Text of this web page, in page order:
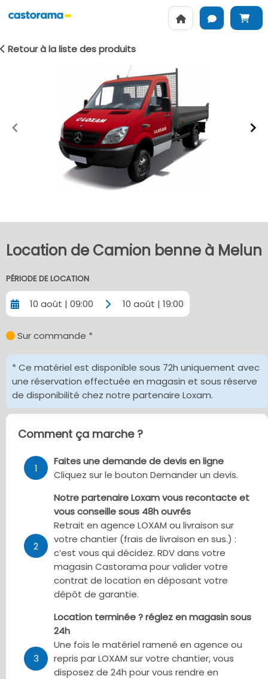
Retour à la liste des produits
Location de Camion benne à Melun
PÉRIODE DE LOCATION
10 août | 09:00 10 août | 19:00
Sur commande *
* Ce matériel est disponible sous 72h uniquement avec
une réservation effectuée en magasin et sous réserve
de disponibilité chez notre partenaire Loxam.
Comment ça marche ?
1
Faites une demande de devis en ligne
Cliquez sur le bouton Demander un devis.
2
Notre partenaire Loxam vous recontacte et
vous conseille sous 48h ouvrés
Retrait en agence LOXAM ou livraison sur
votre chantier (frais de livraison en sus.) :
c’est vous qui décidez. RDV dans votre
magasin Castorama pour valider votre
contrat de location en déposant votre
dépôt de garantie.
3
Location terminée ? réglez en magasin sous
24h
Une fois le matériel ramené en agence ou
repris par LOXAM sur votre chantier, vous
disposez de 24h pour vous rendre en